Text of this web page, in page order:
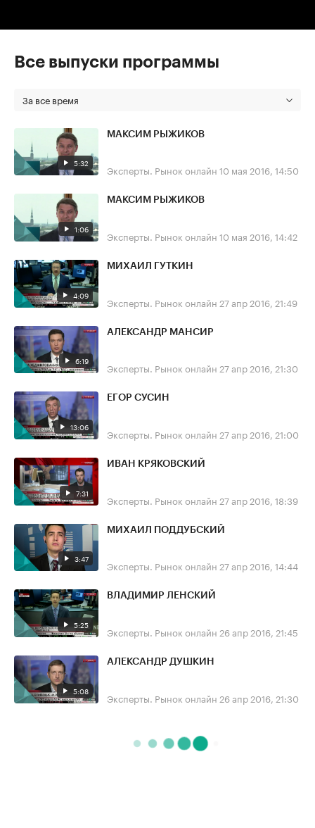
Все выпуски программы
За все время
5:32
МАКСИМ РЫЖИКОВ
Эксперты. Рынок онлайн 10 мая 2016, 14:50
1:06
МАКСИМ РЫЖИКОВ
Эксперты. Рынок онлайн 10 мая 2016, 14:42
4:09
МИХАИЛ ГУТКИН
Эксперты. Рынок онлайн 27 апр 2016, 21:49
6:19
АЛЕКСАНДР МАНСИР
Эксперты. Рынок онлайн 27 апр 2016, 21:30
13:06
ЕГОР СУСИН
Эксперты. Рынок онлайн 27 апр 2016, 21:00
7:31
ИВАН КРЯКОВСКИЙ
Эксперты. Рынок онлайн 27 апр 2016, 18:39
3:47
МИХАИЛ ПОДДУБСКИЙ
Эксперты. Рынок онлайн 27 апр 2016, 14:44
5:25
ВЛАДИМИР ЛЕНСКИЙ
Эксперты. Рынок онлайн 26 апр 2016, 21:45
5:08
АЛЕКСАНДР ДУШКИН
Эксперты. Рынок онлайн 26 апр 2016, 21:30